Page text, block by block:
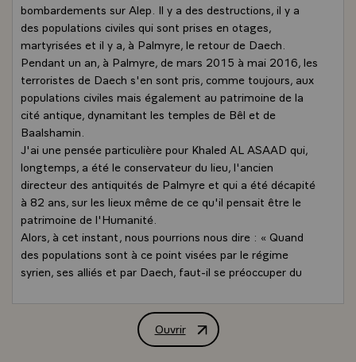
bombardements sur Alep. Il y a des destructions, il y a
des populations civiles qui sont prises en otages,
martyrisées et il y a, à Palmyre, le retour de Daech.
Pendant un an, à Palmyre, de mars 2015 à mai 2016, les
terroristes de Daech s'en sont pris, comme toujours, aux
populations civiles mais également au patrimoine de la
cité antique, dynamitant les temples de Bêl et de
Baalshamin.
J'ai une pensée particulière pour Khaled AL ASAAD qui,
longtemps, a été le conservateur du lieu, l'ancien
directeur des antiquités de Palmyre et qui a été décapité
à 82 ans, sur les lieux même de ce qu'il pensait être le
patrimoine de l'Humanité.
Alors, à cet instant, nous pourrions nous dire : « Quand
des populations sont à ce point visées par le régime
syrien, ses alliés et par Daech, faut-il se préoccuper du
Mais ces combats sont inséparables. Il faut, à la fois,
sauver des vies et sauver les pierres. Parce que ce que
Ouvrir
Déclaration de M. François Hollande,